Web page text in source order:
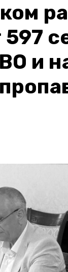
597
и